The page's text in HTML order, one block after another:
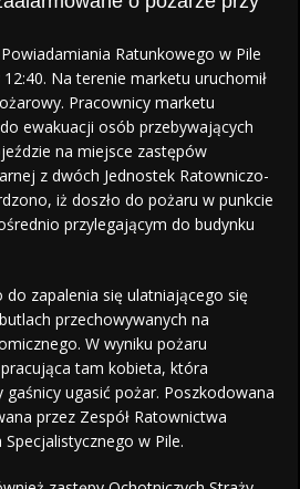
Ratunkowego w Pile
12:40. Na terenie marketu uruchomił
Pracownicy marketu
ewakuacji osób przebywających
na miejsce zastępów
z dwóch Jednostek Ratowniczo-
iż doszło do pożaru w punkcie
przylegającym do budynku
do zapalenia się ulatniającego się
przechowywanych na
W wyniku pożaru
tam kobieta, która
ugasić pożar. Poszkodowana
przez Zespół Ratownictwa
w Pile.